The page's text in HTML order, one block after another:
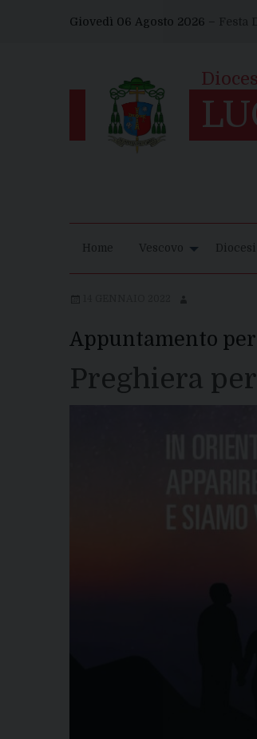
Giovedì 06 Agosto 2026 – Festa
Home Vescovo Diocesi
Appuntamento per
Preghiera